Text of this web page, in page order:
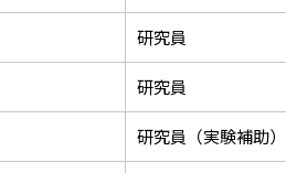
研究員
研究員
研究員（実験補助）